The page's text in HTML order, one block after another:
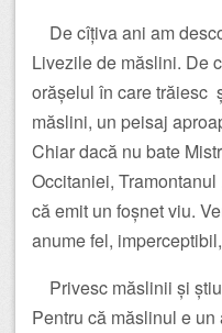
De cîțiva ani am
Livezile de măslini. De
orășelul în care trăiesc
măslini, un peisaj
Chiar dacă nu bate
Occitaniei,
că emit un foșnet viu.
anume fel,
Privesc măslinii și
Pentru că măslinul e